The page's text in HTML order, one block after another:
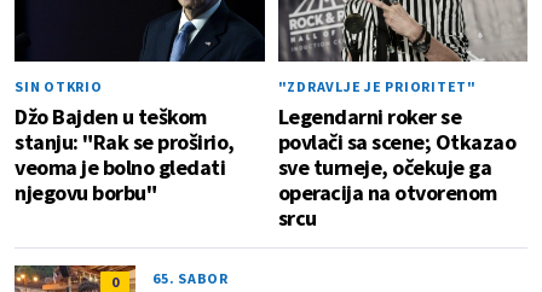
SIN OTKRIO
Džo Bajden u teškom
stanju: "Rak se proširio,
veoma je bolno gledati
njegovu borbu"
"ZDRAVLJE JE PRIORITET"
Legendarni roker se
povlači sa scene; Otkazao
sve turneje, očekuje ga
operacija na otvorenom
srcu
0 65. SABOR